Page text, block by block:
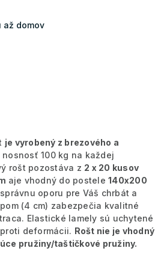
až domov
je vyrobený z brezového a
nosnosť 100 kg na každej
rošt pozostáva z 2 x 20 kusov
aje vhodný do postele 140x200
oporu pre Váš chrbát a
(4 cm) zabezpečia kvalitné
Elastické lamely sú uchytené
deformácii. Rošt nie je vhodný
pružiny/taštičkové pružiny.